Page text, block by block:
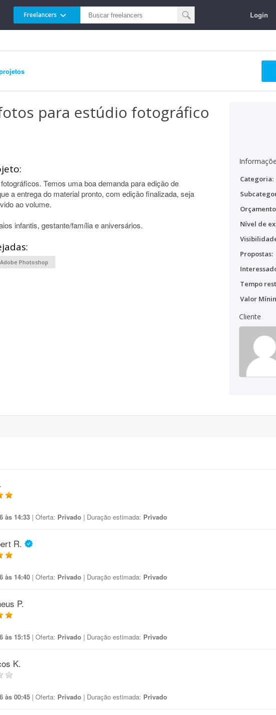
Freelancers Login
para estúdio fotográfico
Temos uma boa demanda para edição de
a entrega do material pronto, com edição finalizada, seja
ao volume.
infantis, gestante/família e aniversários.
Adobe Photoshop
Categoria:
Nível de
Propostas:
Tempo
Valor
Cliente
às 14:33 | Oferta: Privado | Duração estimada: Privado
R.
às 14:40 | Oferta: Privado | Duração estimada: Privado
P.
às 15:15 | Oferta: Privado | Duração estimada: Privado
K.
às 00:45 | Oferta: Privado | Duração estimada: Privado